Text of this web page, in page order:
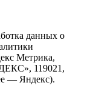
данных о
Метрика,
119021,
— Яндекс).